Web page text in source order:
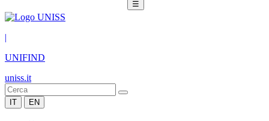
☰
|
UNIFIND
uniss.it
IT EN